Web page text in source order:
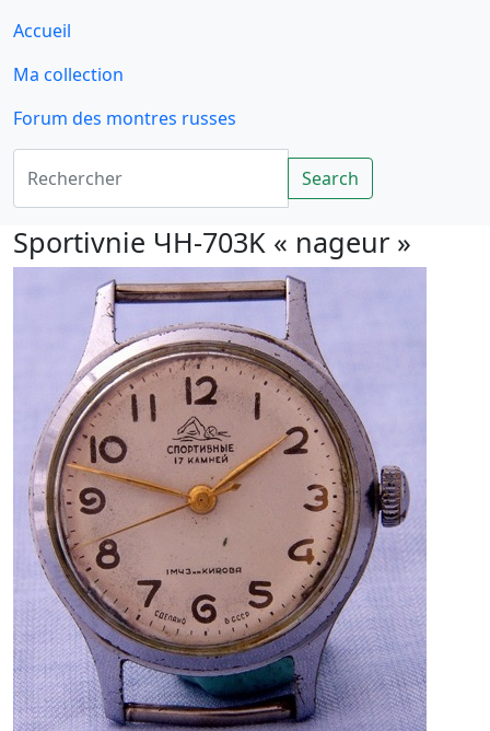
Accueil
Ma collection
Forum des montres russes
Rechercher
Search
Sportivnie ЧH-703K « nageur »